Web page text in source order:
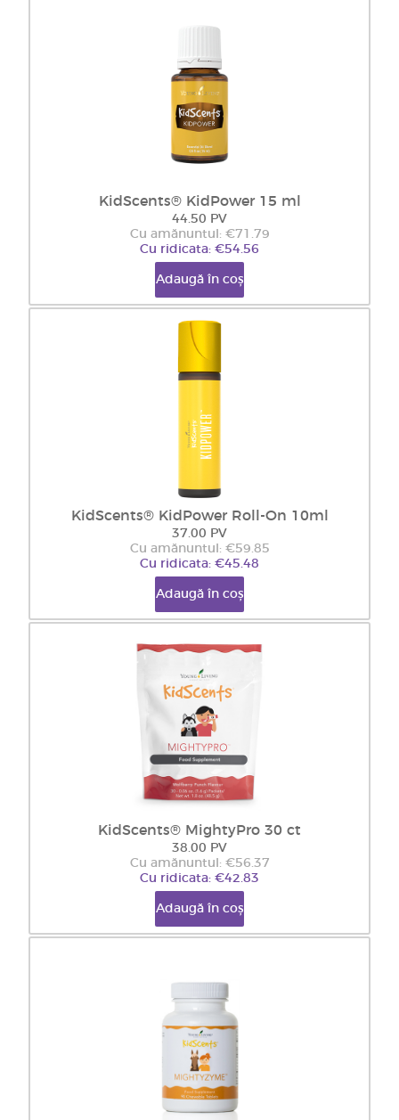
KidScents® KidPower 15 ml
44.50 PV
Cu amănuntul: €71.79
Cu ridicata: €54.56
Adaugă în coș
KidScents® KidPower Roll-On 10ml
37.00 PV
Cu amănuntul: €59.85
Cu ridicata: €45.48
Adaugă în coș
KidScents® MightyPro 30 ct
38.00 PV
Cu amănuntul: €56.37
Cu ridicata: €42.83
Adaugă în coș